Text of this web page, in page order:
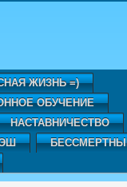
ЖИЗНЬ =)
ОБУЧЕНИЕ
НАСТАВНИЧЕСТВО